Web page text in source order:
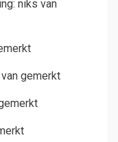
niks van
gemerkt